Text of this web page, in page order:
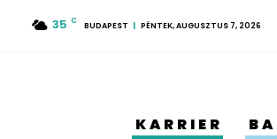
35 C BUDAPEST PÉNTEK, AUGUSZTUS 7, 2026
KARRIER